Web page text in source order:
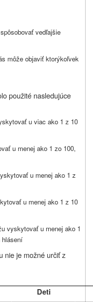
vedľajšie
môže objaviť ktorýkoľvek
použité nasledujúce
u viac ako 1 z 10
u menej ako 1 zo 100,
u menej ako 1 z
u menej ako 1 z 10
vyskytovať u menej ako 1
hlásení
nie je možné určiť z
Deti